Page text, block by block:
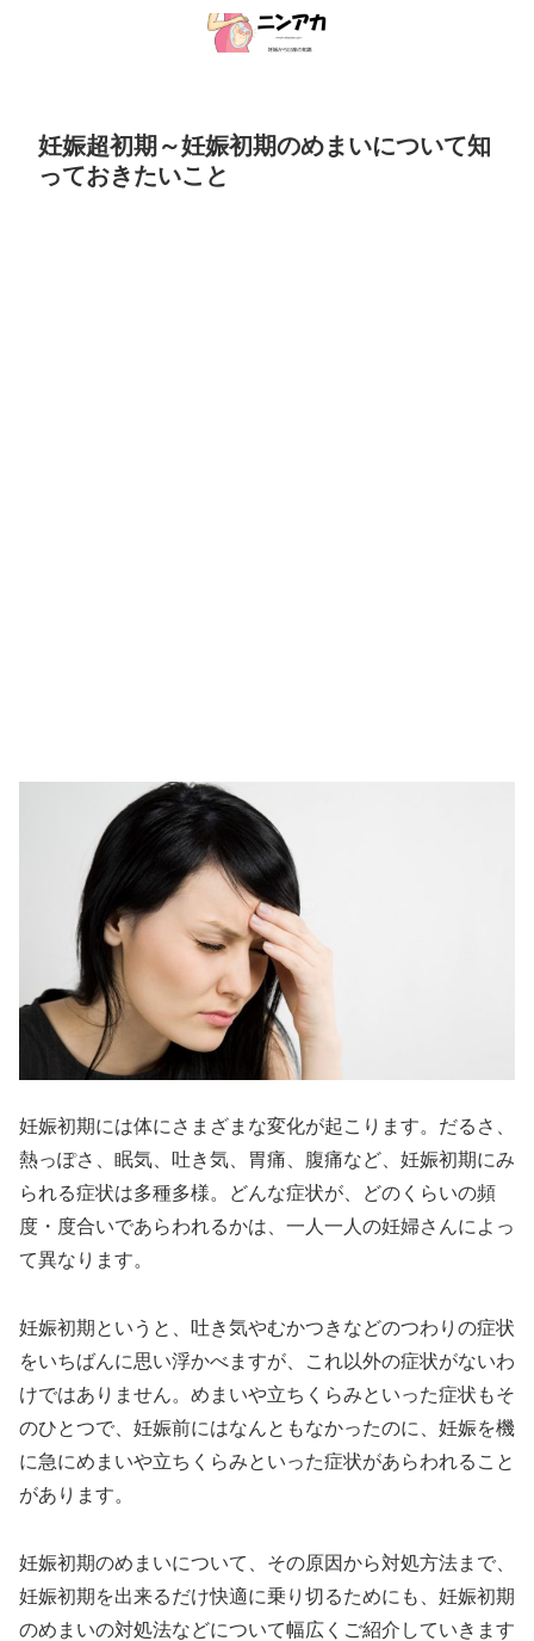
妊娠超初期～妊娠初期のめまいについて知
っておきたいこと
妊娠初期には体にさまざまな変化が起こります。だるさ、
熱っぽさ、眠気、吐き気、胃痛、腹痛など、妊娠初期にみ
られる症状は多種多様。どんな症状が、どのくらいの頻
度・度合いであらわれるかは、一人一人の妊婦さんによっ
て異なります。
妊娠初期というと、吐き気やむかつきなどのつわりの症状
をいちばんに思い浮かべますが、これ以外の症状がないわ
けではありません。めまいや立ちくらみといった症状もそ
のひとつで、妊娠前にはなんともなかったのに、妊娠を機
に急にめまいや立ちくらみといった症状があらわれること
があります。
妊娠初期のめまいについて、その原因から対処方法まで、
妊娠初期を出来るだけ快適に乗り切るためにも、妊娠初期
のめまいの対処法などについて幅広くご紹介していきます